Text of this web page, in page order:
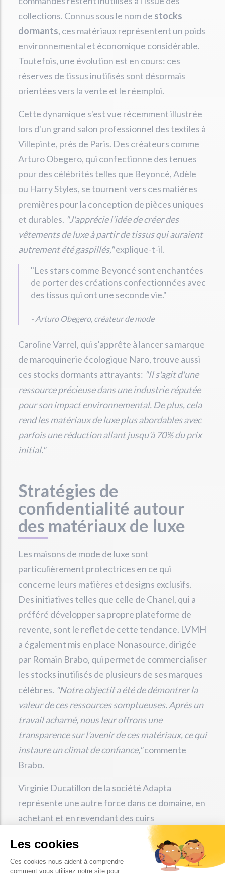
collections. Connus sous le nom de stocks
dormants, ces matériaux représentent un poids
environnemental et économique considérable.
Toutefois, une évolution est en cours: ces
réserves de tissus inutilisés sont désormais
orientées vers la vente et le réemploi.
Cette dynamique s'est vue récemment illustrée
lors d'un grand salon professionnel des textiles à
Villepinte, près de Paris. Des créateurs comme
Arturo Obegero, qui confectionne des tenues
pour des célébrités telles que Beyoncé, Adèle
ou Harry Styles, se tournent vers ces matières
premières pour la conception de pièces uniques
et durables. "J'apprécie l'idée de créer des
vêtements de luxe à partir de tissus qui auraient
autrement été gaspillés,"explique-t-il.
"Les stars comme Beyoncé sont enchantées
de porter des créations confectionnées avec
des tissus qui ont une seconde vie."
- Arturo Obegero, créateur de mode
Caroline Varrel, qui s'apprête à lancer sa marque
de maroquinerie écologique Naro, trouve aussi
ces stocks dormants attrayants: "Il s'agit d'une
ressource précieuse dans une industrie réputée
pour son impact environnemental. De plus, cela
rend les matériaux de luxe plus abordables avec
parfois une réduction allant jusqu'à 70% du prix
initial."
Stratégies de
confidentialité autour
des matériaux de luxe
Les maisons de mode de luxe sont
particulièrement protectrices en ce qui
concerne leurs matières et designs exclusifs.
Des initiatives telles que celle de Chanel, qui a
préféré développer sa propre plateforme de
revente, sont le reflet de cette tendance. LVMH
a également mis en place Nonasource, dirigée
par Romain Brabo, qui permet de commercialiser
les stocks inutilisés de plusieurs de ses marques
célèbres. "Notre objectif a été de démontrer la
valeur de ces ressources somptueuses. Après un
travail acharné, nous leur offrons une
transparence sur l'avenir de ces matériaux, ce qui
instaure un climat de confiance,"commente
Brabo.
Virginie Ducatillon de la société Adapta
représente une autre force dans ce domaine, en
achetant et en revendant des cuirs
"La destruction de ces matériaux
est malheureusement une pratique courante,
mais nous mettons l'accent sur leur sauvetage et